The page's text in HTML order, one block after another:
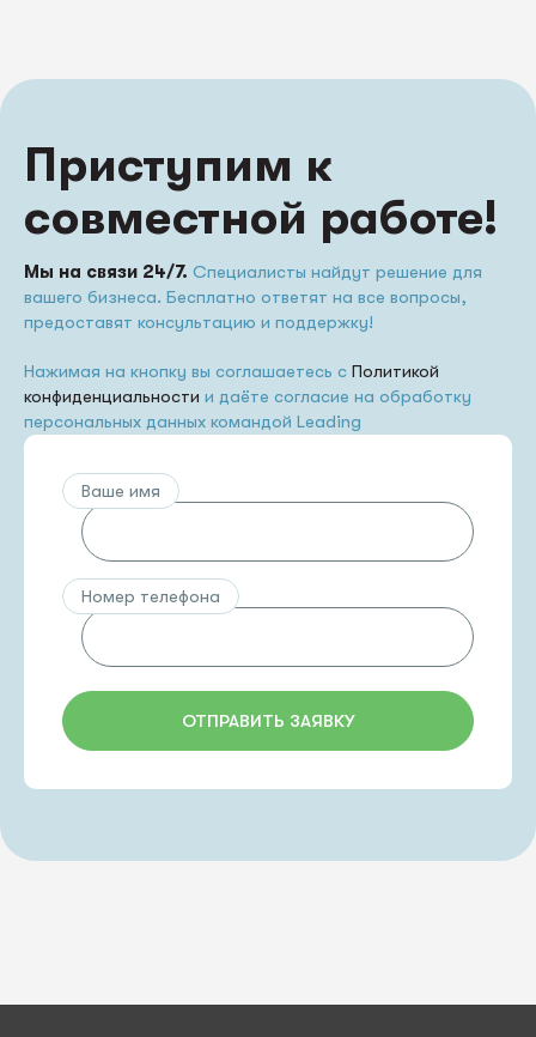
Приступим к
совместной работе!
Мы на связи 24/7. Специалисты найдут решение для
вашего бизнеса. Бесплатно ответят на все вопросы,
предоставят консультацию и поддержку!
Нажимая на кнопку вы соглашаетесь с Политикой
конфиденциальности и даёте согласие на обработку
персональных данных командой Leading
Ваше имя
Номер телефона
ОТПРАВИТЬ ЗАЯВКУ